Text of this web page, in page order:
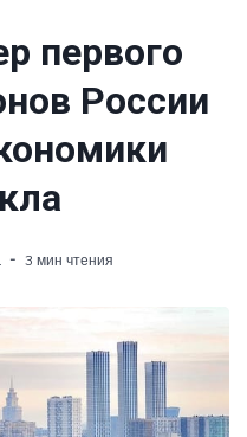
первого
России
3 мин чтения